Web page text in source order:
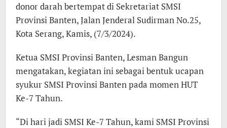
donor darah bertempat di Sekretariat SMSI
Provinsi Banten, Jalan Jenderal Sudirman No.25,
Kota Serang, Kamis, (7/3/2024).
Ketua SMSI Provinsi Banten, Lesman Bangun
mengatakan, kegiatan ini sebagai bentuk ucapan
syukur SMSI Provinsi Banten pada momen HUT
Ke-7 Tahun.
“Di hari jadi SMSI Ke-7 Tahun, kami SMSI Provinsi